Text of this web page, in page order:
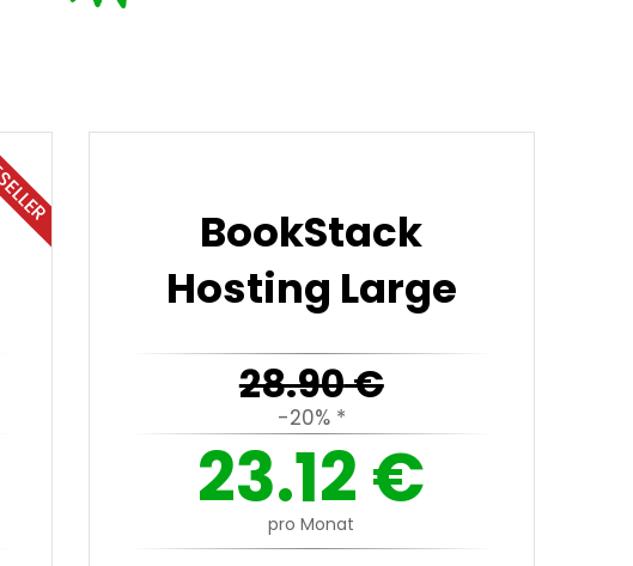
BookStack
Hosting Large
28.90€
-20% *
23.12€
pro Monat